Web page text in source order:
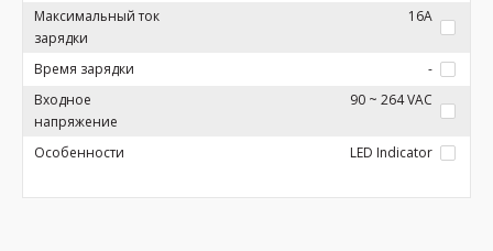
Максимальный ток
зарядки
16A
Время зарядки
-
Входное
напряжение
90 ~ 264 VAC
Особенности LED Indicator